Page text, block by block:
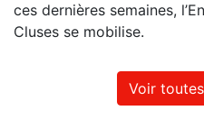
ces dernières semaines,
Cluses se mobilise.
Voir